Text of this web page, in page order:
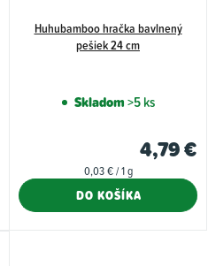
Huhubamboo hračka bavlnený
pešiek 24 cm
Skladom>5 ks
4,79 €
Jednotková
0,03 € / 1 g
DO KOŠÍKA